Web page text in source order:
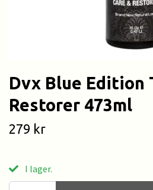
Dvx Blue Edition
Restorer 473ml
279 kr
I lager.